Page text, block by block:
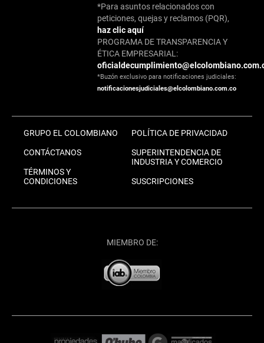
*Para asuntos relacionados con
peticiones, quejas y reclamos (PQR),
haz clic aquí
PROGRAMA DE TRANSPARENCIA Y
ÉTICA EMPRESARIAL:
*Buzón exclusivo para notificaciones judiciales:
notificacionesjudiciales@elcolombiano.com.co
GRUPO EL COLOMBIANO
CONTÁCTANOS
TÉRMINOS Y
CONDICIONES
POLÍTICA DE PRIVACIDAD
SUPERINTENDENCIA DE
INDUSTRIA Y COMERCIO
SUSCRIPCIONES
MIEMBRO DE: